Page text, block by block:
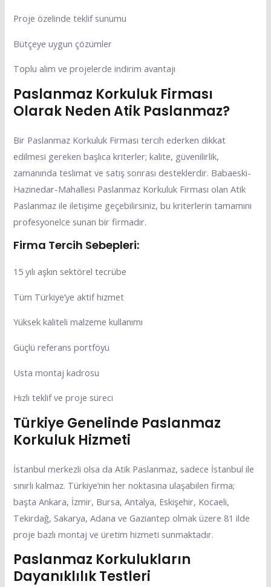
Proje özelinde teklif sunumu
Bütçeye uygun çözümler
Toplu alım ve projelerde indirim avantajı
Paslanmaz Korkuluk Firması
Olarak Neden Atik Paslanmaz?
Bir Paslanmaz Korkuluk Firması tercih ederken dikkat
edilmesi gereken başlıca kriterler; kalite, güvenilirlik,
zamanında teslimat ve satış sonrası desteklerdir. Babaeski-
Hazinedar-Mahallesi Paslanmaz Korkuluk Firması olan Atik
Paslanmaz ile iletişime geçebilirsiniz, bu kriterlerin tamamını
profesyonelce sunan bir firmadır.
Firma Tercih Sebepleri:
15 yılı aşkın sektörel tecrübe
Tüm Türkiye’ye aktif hizmet
Yüksek kaliteli malzeme kullanımı
Güçlü referans portföyü
Usta montaj kadrosu
Hızlı teklif ve proje süreci
Türkiye Genelinde Paslanmaz
Korkuluk Hizmeti
İstanbul merkezli olsa da Atik Paslanmaz, sadece İstanbul ile
sınırlı kalmaz. Türkiye’nin her noktasına ulaşabilen firma;
başta Ankara, İzmir, Bursa, Antalya, Eskişehir, Kocaeli,
Tekirdağ, Sakarya, Adana ve Gaziantep olmak üzere 81 ilde
proje bazlı montaj ve üretim hizmeti sunmaktadır.
Paslanmaz Korkulukların
Dayanıklılık Testleri